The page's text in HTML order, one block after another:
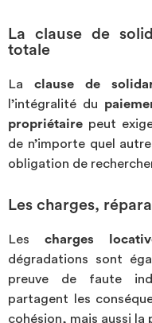
La clause de
totale
La clause de
l’intégralité du
propriétaire peut
de n’importe quel
obligation de
Les charges,
Lescharges
dégradations sont
preuve de faute
partagent les
cohésion, mais aussi la